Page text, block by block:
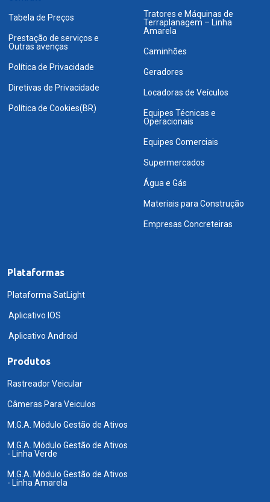
Tabela de Preços
Prestação de serviços e
Outras avenças
Política de Privacidade
Diretivas de Privacidade
Política de Cookies(BR)
Tratores e Máquinas de
Terraplanagem – Linha
Amarela
Caminhões
Geradores
Locadoras de Veículos
Equipes Técnicas e
Operacionais
Equipes Comerciais
Supermercados
Água e Gás
Materiais para Construção
Empresas Concreteiras
Plataformas
Plataforma SatLight
Aplicativo IOS
Aplicativo Android
Produtos
Rastreador Veicular
Câmeras Para Veiculos
M.G.A. Módulo Gestão de Ativos
M.G.A. Módulo Gestão de Ativos
- Linha Verde
M.G.A. Módulo Gestão de Ativos
- Linha Amarela